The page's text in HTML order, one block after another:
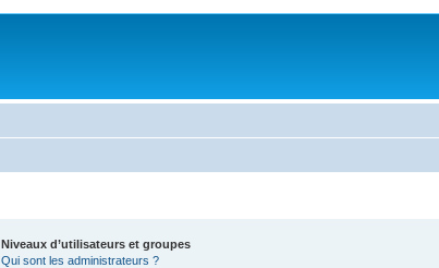
Niveaux d’utilisateurs et groupes
Qui sont les administrateurs ?